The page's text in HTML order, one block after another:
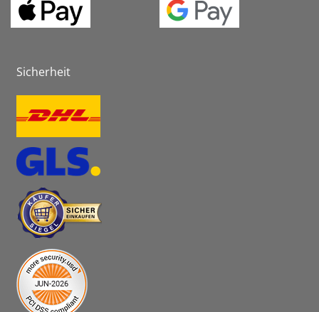
Sicherheit